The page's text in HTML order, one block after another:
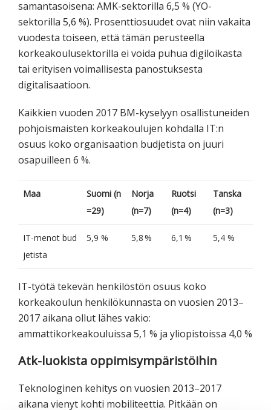
samantasoisena: AMK-sektorilla 6,5 % (YO-
sektorilla 5,6 %). Prosenttiosuudet ovat niin vakaita
vuodesta toiseen, että tämän perusteella
korkeakoulusektorilla ei voida puhua digiloikasta
tai erityisen voimallisesta panostuksesta
digitalisaatioon.
Kaikkien vuoden 2017 BM-kyselyyn osallistuneiden
pohjoismaisten korkeakoulujen kohdalla IT:n
osuus koko organisaation budjetista on juuri
osapuilleen 6 %.
Maa
Suomi (n
=29)
Norja
(n=7)
Ruotsi
(n=4)
Tanska
(n=3)
IT-menot bud
jetista
5,9 % 5,8 % 6,1 % 5,4 %
IT-työtä tekevän henkilöstön osuus koko
korkeakoulun henkilökunnasta on vuosien 2013–
2017 aikana ollut lähes vakio:
ammattikorkeakouluissa 5,1 % ja yliopistoissa 4,0 %
Atk-luokista oppimisympäristöihin
Teknologinen kehitys on vuosien 2013–2017
aikana vienyt kohti mobiliteettia. Pitkään on